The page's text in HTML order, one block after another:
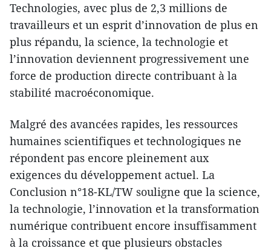
Technologies, avec plus de 2,3 millions de
travailleurs et un esprit d’innovation de plus en
plus répandu, la science, la technologie et
l’innovation deviennent progressivement une
force de production directe contribuant à la
stabilité macroéconomique.
Malgré des avancées rapides, les ressources
humaines scientifiques et technologiques ne
répondent pas encore pleinement aux
exigences du développement actuel. La
Conclusion n°18-KL/TW souligne que la science,
la technologie, l’innovation et la transformation
numérique contribuent encore insuffisamment
à la croissance et que plusieurs obstacles